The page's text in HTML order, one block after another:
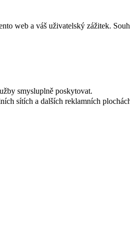
web a váš uživatelský zážitek.
smysluplně poskytovat.
sítích a dalších reklamních